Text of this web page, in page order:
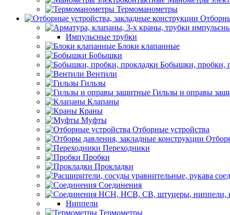
Термоманометры
Импульсные трубки
Блоки клапанные
Бобышки
Бобышки, пробки,
Вентили
Гильзы
Гильзы и оправы
Клапаны
Краны
Муфты
Отборные устройства
Переходники
Пробки
Прокладки
Соединения
Ниппели
Термометры